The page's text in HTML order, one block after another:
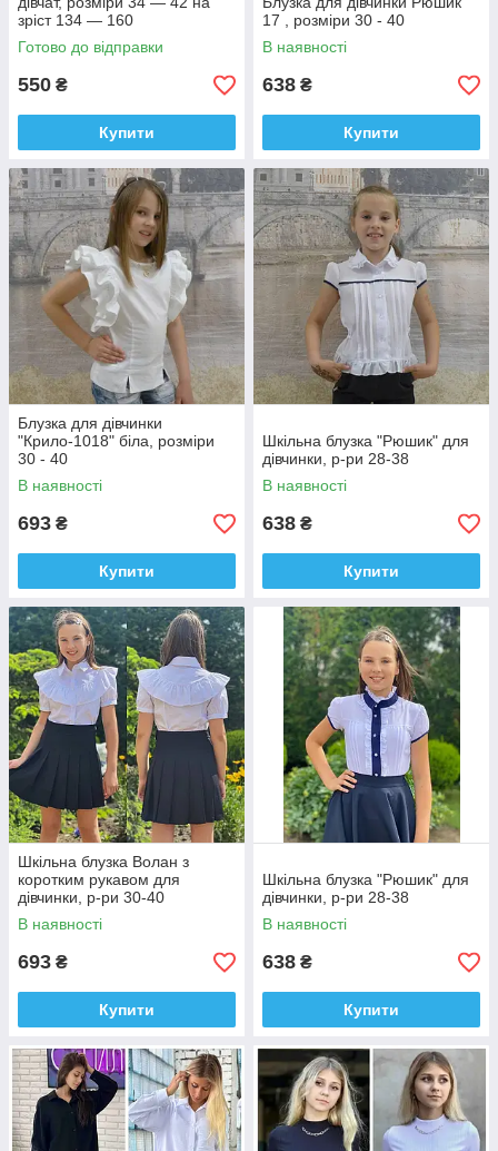
зріст 134 — 160
Готово до відправки
550 ₴
Купити
17 , розміри 30 - 40
В наявності
638 ₴
Купити
Блузка для дівчинки
"Крило-1018" біла, розміри
30 - 40
В наявності
693 ₴
Купити
Шкільна блузка "Рюшик" для
дівчинки, р-ри 28-38
В наявності
638 ₴
Купити
Шкільна блузка Волан з
коротким рукавом для
дівчинки, р-ри 30-40
В наявності
693 ₴
Купити
Шкільна блузка "Рюшик" для
дівчинки, р-ри 28-38
В наявності
638 ₴
Купити